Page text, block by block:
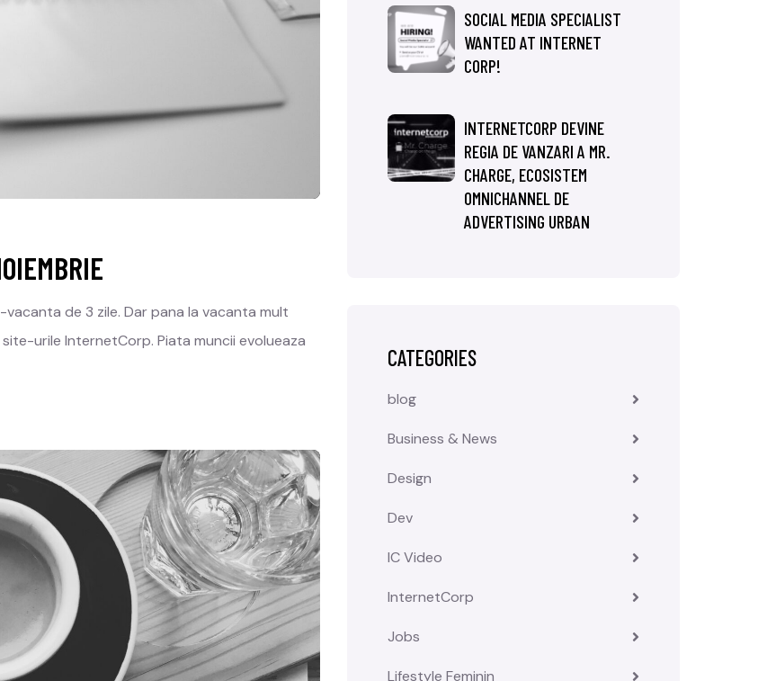
de 3 zile. Dar pana la vacanta mult
urile InternetCorp. Piata muncii evolueaza
SOCIAL MEDIA SPECIALIST
WANTED AT INTERNET
CORP!
INTERNETCORP DEVINE
REGIA DE VANZARI A MR.
CHARGE, ECOSISTEM
OMNICHANNEL DE
ADVERTISING URBAN
CATEGORIES
blog
Business & News
Design
Dev
IC Video
InternetCorp
Jobs
Lifestyle Feminin